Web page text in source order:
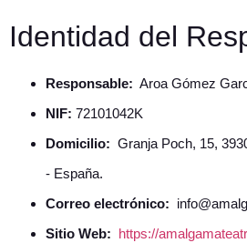
Identidad del
Responsable: Aroa Gómez
NIF: 72101042K
Domicilio: Granja Poch, 15,
- España.
Correo electrónico:
Sitio Web: https://